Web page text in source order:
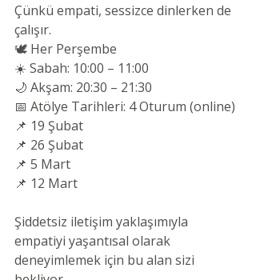
Çünkü empati, sessizce dinlerken de
çalışır.
🕊 Her Perşembe
☀️ Sabah: 10:00 – 11:00
🌙 Akşam: 20:30 – 21:30
📅 Atölye Tarihleri: 4 Oturum (online)
📌 19 Şubat
📌 26 Şubat
📌 5 Mart
📌 12 Mart
Şiddetsiz iletişim yaklaşımıyla
empatiyi yaşantısal olarak
deneyimlemek için bu alan sizi